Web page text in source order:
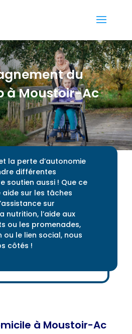
du
à Moustoir-Ac
la perte d’autonomie
différentes
soutien aussi ! Que ce
sur les tâches
sur
nutrition, l’aide aux
ou les promenades,
ou le lien social, nous
côtés !
à Moustoir-Ac